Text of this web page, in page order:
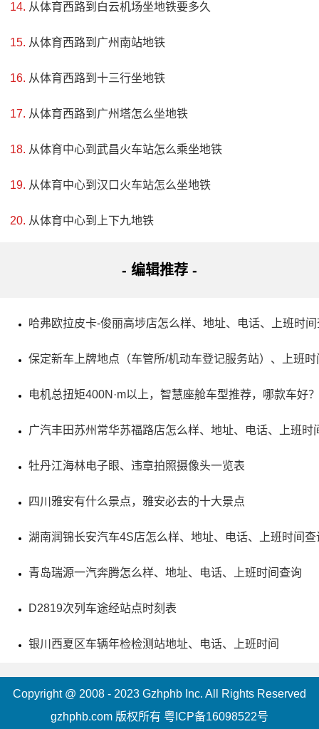
评级：县级重点文物保护单位
地址：湖北省十堰市郧阳区博瑞幼儿园西(014县道南)
南化塘革命烈士陵园始建于1986年，主体建筑有一座高
占地6亩，改建后的纪念碑高15米、宽2.75米，内设碑文斋，
米。该陵园具有浓厚的革命传统，1988年2月竣工，成为人
民群众缅怀先烈、教育后代的革命传统教育基地。在修建过
电话：(0719)3611999
从体育西路到白云机场坐地铁要多久
从体育西路到广州南站地铁
从体育西路到十三行坐地铁
从体育西路到广州塔怎么坐地铁
从体育中心到武昌火车站怎么乘坐地铁
从体育中心到汉口火车站怎么坐地铁
从体育中心到上下九地铁
- 编辑推荐 -
哈弗欧拉皮卡-俊丽高埗店怎么样、地址、电话、上班时
保定新车上牌地点（车管所/机动车登记服务站）、上班
电机总扭矩400N·m以上，智慧座舱车型推荐，哪款车好？
广汽丰田苏州常华苏福路店怎么样、地址、电话、上班时
牡丹江海林电子眼、违章拍照摄像头一览表
四川雅安有什么景点，雅安必去的十大景点
湖南润锦长安汽车4S店怎么样、地址、电话、上班时间查
青岛瑞源一汽奔腾怎么样、地址、电话、上班时间查询
D2819次列车途经站点时刻表
银川西夏区车辆年检检测站地址、电话、上班时间
Copyright @ 2008 - 2023 Gzhphb Inc. All Rights Reserved
gzhphb.com 版权所有 粤ICP备16098522号